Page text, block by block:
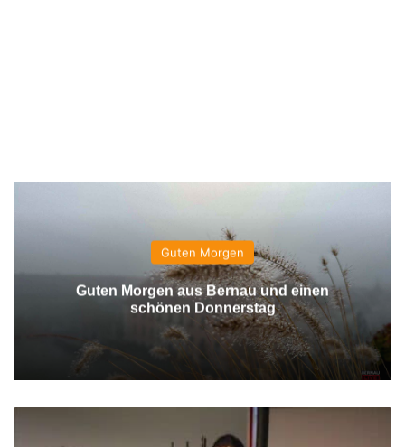
Guten Morgen
Guten Morgen aus Bernau und einen
schönen Donnerstag